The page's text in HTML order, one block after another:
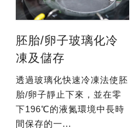
胚胎/卵子玻璃化冷
凍及儲存
透過玻璃化快速冷凍法使胚
胎/卵子靜止下來，並在零
下196℃的液氮環境中長時
間保存的一...